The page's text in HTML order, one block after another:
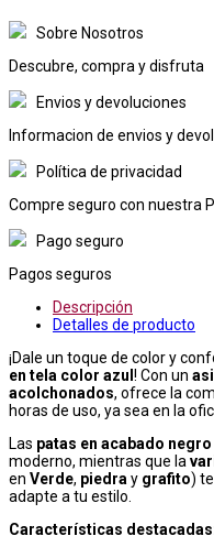
Sobre Nosotros
Descubre, compra y disfruta
Envios y devoluciones
Informacion de envios y
Política de privacidad
Compre seguro con nuestra
Pago seguro
Pagos seguros
Descripción
Detalles de producto
¡Dale un toque de color y
en tela color azul ! Con un
acolchonados, ofrece la
horas de uso, ya sea en la
Las patas en acabado negro
moderno, mientras que la
en Verde, piedra y grafito)
adapte a tu estilo.
Características